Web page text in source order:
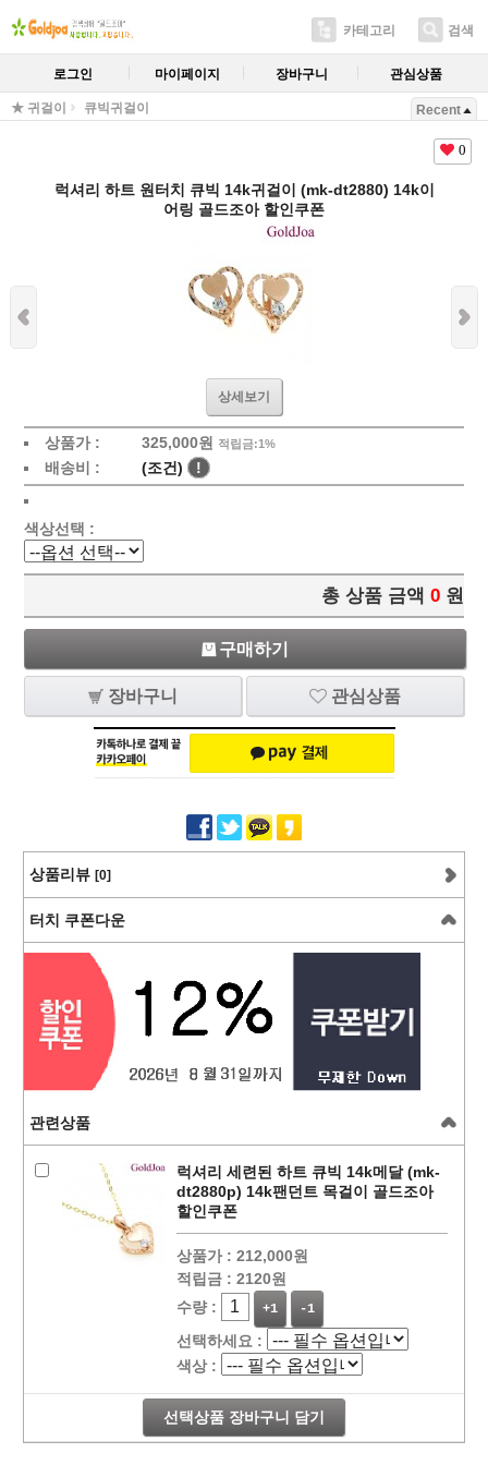
카테고리 검색
로그인 마이페이지 장바구니 관심상품
★ 귀걸이 큐빅귀걸이 Recent
0
럭셔리 하트 원터치 큐빅 14k귀걸이 (mk-dt2880) 14k이
어링 골드조아 할인쿠폰
상세보기
상품가 : 325,000원 적립금:1%
배송비 : (조건) !
색상선택 :
총 상품 금액 0 원
구매하기
장바구니 관심상품
상품리뷰 [0]
터치 쿠폰다운
관련상품
럭셔리 세련된 하트 큐빅 14k메달 (mk-
dt2880p) 14k팬던트 목걸이 골드조아
할인쿠폰
상품가 : 212,000원
적립금 : 2120원
수량 :
+1 -1
선택하세요 :
색상 :
선택상품 장바구니 담기